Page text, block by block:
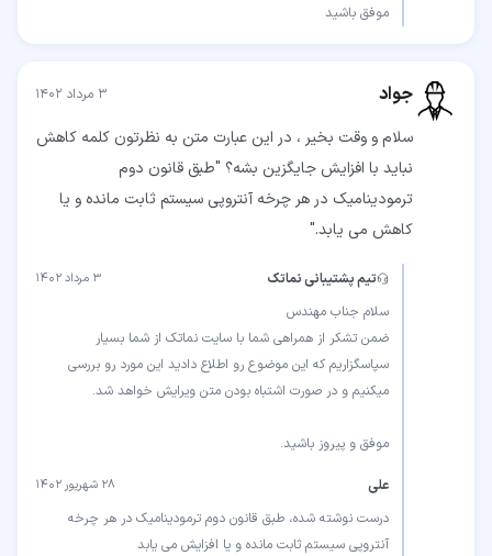
موفق باشید
جواد ۳ مرداد ۱۴۰۲
سلام و وقت بخیر ، در این عبارت متن به نظرتون کلمه کاهش
نباید با افزایش جایگزین بشه؟ "طبق قانون دوم
ترمودینامیک در هر چرخه آنتروپی سیستم ثابت مانده و یا
کاهش می یابد."
تیم پشتیبانی نماتک ۳ مرداد ۱۴۰۲
ضمن تشکر از همراهی شما با سایت نماتک از شما بسیار
سپاسگزاریم که این موضوع رو اطلاع دادید این مورد رو بررسی
موفق و پیروز باشید.
علی ۲۸ شهریور ۱۴۰۲
درست نوشته شده، طبق قانون دوم ترمودینامیک در هر چرخه
آنتروپی سیستم ثابت مانده و یا افزایش می یابد